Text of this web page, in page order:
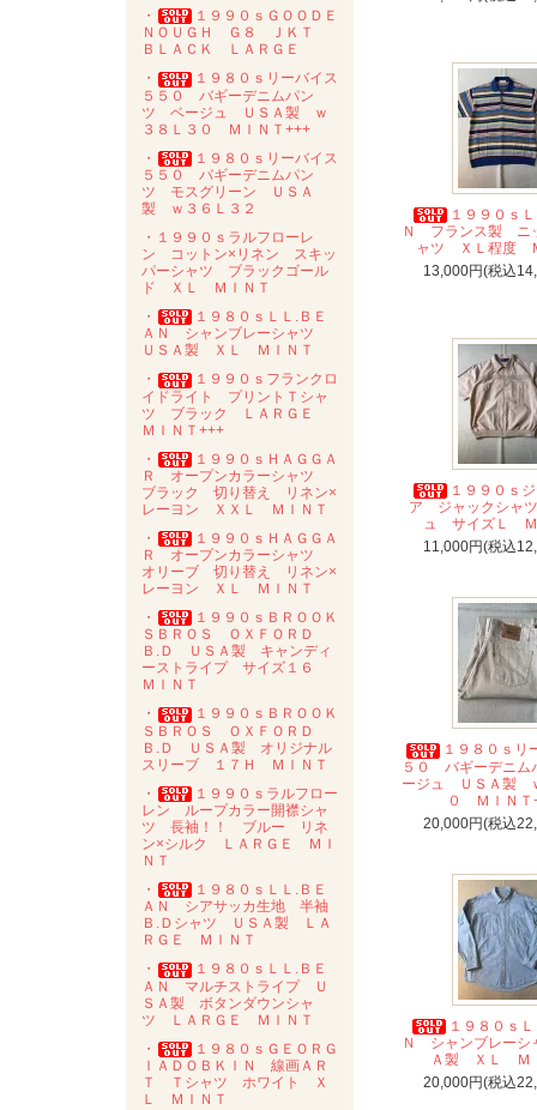
・
１９９０ｓＧＯＯＤＥ
ＮＯＵＧＨ Ｇ８ ＪＫＴ
ＢＬＡＣＫ ＬＡＲＧＥ
・
１９８０ｓリーバイス
５５０ バギーデニムパン
ツ ベージュ ＵＳＡ製 ｗ
３８Ｌ３０ ＭＩＮＴ+++
・
１９８０ｓリーバイス
５５０ バギーデニムパン
ツ モスグリーン ＵＳＡ
製 ｗ３６Ｌ３２
・１９９０ｓラルフローレ
ン コットン×リネン スキッ
パーシャツ ブラックゴール
ド ＸＬ ＭＩＮＴ
・
１９８０ｓＬＬ.ＢＥ
ＡＮ シャンブレーシャツ
ＵＳＡ製 ＸＬ ＭＩＮＴ
・
１９９０ｓフランクロ
イドライト プリントＴシャ
ツ ブラック ＬＡＲＧＥ
ＭＩＮＴ+++
・
１９９０ｓＨＡＧＧＡ
Ｒ オープンカラーシャツ
ブラック 切り替え リネン×
レーヨン ＸＸＬ ＭＩＮＴ
・
１９９０ｓＨＡＧＧＡ
Ｒ オープンカラーシャツ
オリーブ 切り替え リネン×
レーヨン ＸＬ ＭＩＮＴ
・
１９９０ｓＢＲＯＯＫ
ＳＢＲＯＳ ＯＸＦＯＲＤ
Ｂ.Ｄ ＵＳＡ製 キャンディ
ーストライプ サイズ１６
ＭＩＮＴ
・
１９９０ｓＢＲＯＯＫ
ＳＢＲＯＳ ＯＸＦＯＲＤ
Ｂ.Ｄ ＵＳＡ製 オリジナル
スリーブ １７Ｈ ＭＩＮＴ
・
１９９０ｓラルフロー
レン ループカラー開襟シャ
ツ 長袖！！ ブルー リネ
ン×シルク ＬＡＲＧＥ ＭＩ
ＮＴ
・
１９８０ｓＬＬ.ＢＥ
ＡＮ シアサッカ生地 半袖
Ｂ.Ｄシャツ ＵＳＡ製 ＬＡ
ＲＧＥ ＭＩＮＴ
・
１９８０ｓＬＬ.ＢＥ
ＡＮ マルチストライプ Ｕ
ＳＡ製 ボタンダウンシャ
ツ ＬＡＲＧＥ ＭＩＮＴ
・
１９８０ｓＧＥＯＲＧ
ＩＡＤＯＢＫＩＮ 線画ＡＲ
Ｔ Ｔシャツ ホワイト Ｘ
Ｌ ＭＩＮＴ
１９９０ｓ
Ｎ フランス製 ニ
ャツ ＸＬ程度
13,000円(税込
１９９０ｓ
ア ジャックシャ
ュ サイズＬ Ｍ
11,000円(税込
１９８０ｓリ
５０ バギーデニ
ージュ ＵＳＡ製
０ ＭＩＮＴ
20,000円(税込
１９８０ｓ
Ｎ シャンブレー
Ａ製 ＸＬ Ｍ
20,000円(税込